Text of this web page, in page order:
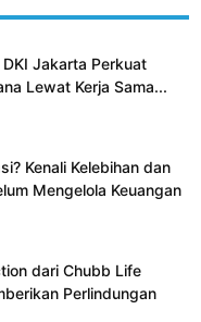
Jakarta Perkuat
Lewat Kerja Sama...
Kenali Kelebihan dan
Mengelola Keuangan
dari Chubb Life
Perlindungan